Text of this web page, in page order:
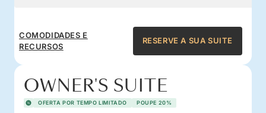
COMODIDADES E
RECURSOS
RESERVE A SUA SUITE
OWNER'S SUITE
OFERTA POR TEMPO LIMITADO POUPE 20%